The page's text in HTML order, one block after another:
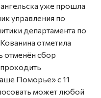
уже прошла
управления по
департамента по
отметила
отменён сбор
Поморье» с 11
может любой